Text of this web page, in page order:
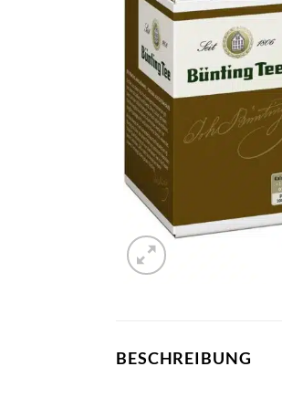
BESCHREIBUNG